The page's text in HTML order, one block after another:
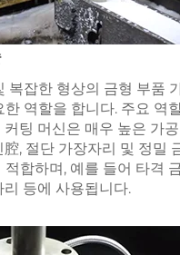
복잡한 형상의 금형 부품
역할을 합니다. 주요 역
팅 머신은 매우 높은 가
, 절단 가장자리 및 정밀
합하며, 예를 들어 타격
등에 사용됩니다.